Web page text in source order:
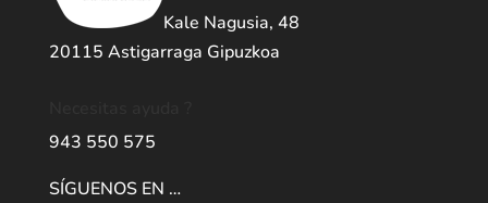
Kale Nagusia, 48
20115 Astigarraga Gipuzkoa
943 550 575
SÍGUENOS EN …